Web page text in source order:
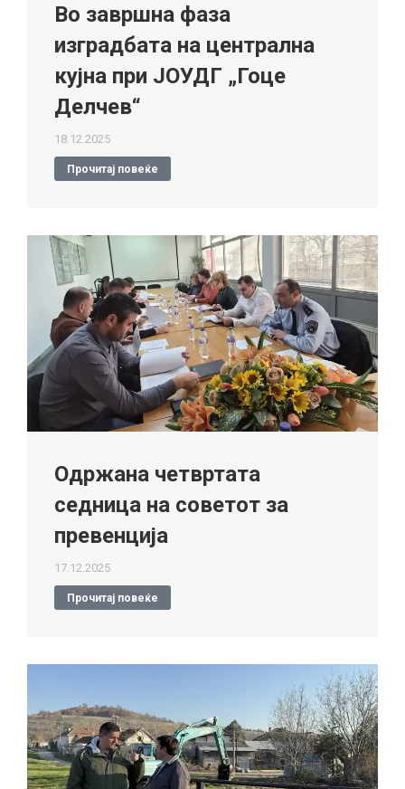
Во завршна фаза
изградбата на централна
кујна при ЈОУДГ „Гоце
Делчев“
18.12.2025
Прочитај повеќе
Одржана четвртата
седница на советот за
превенција
17.12.2025
Прочитај повеќе